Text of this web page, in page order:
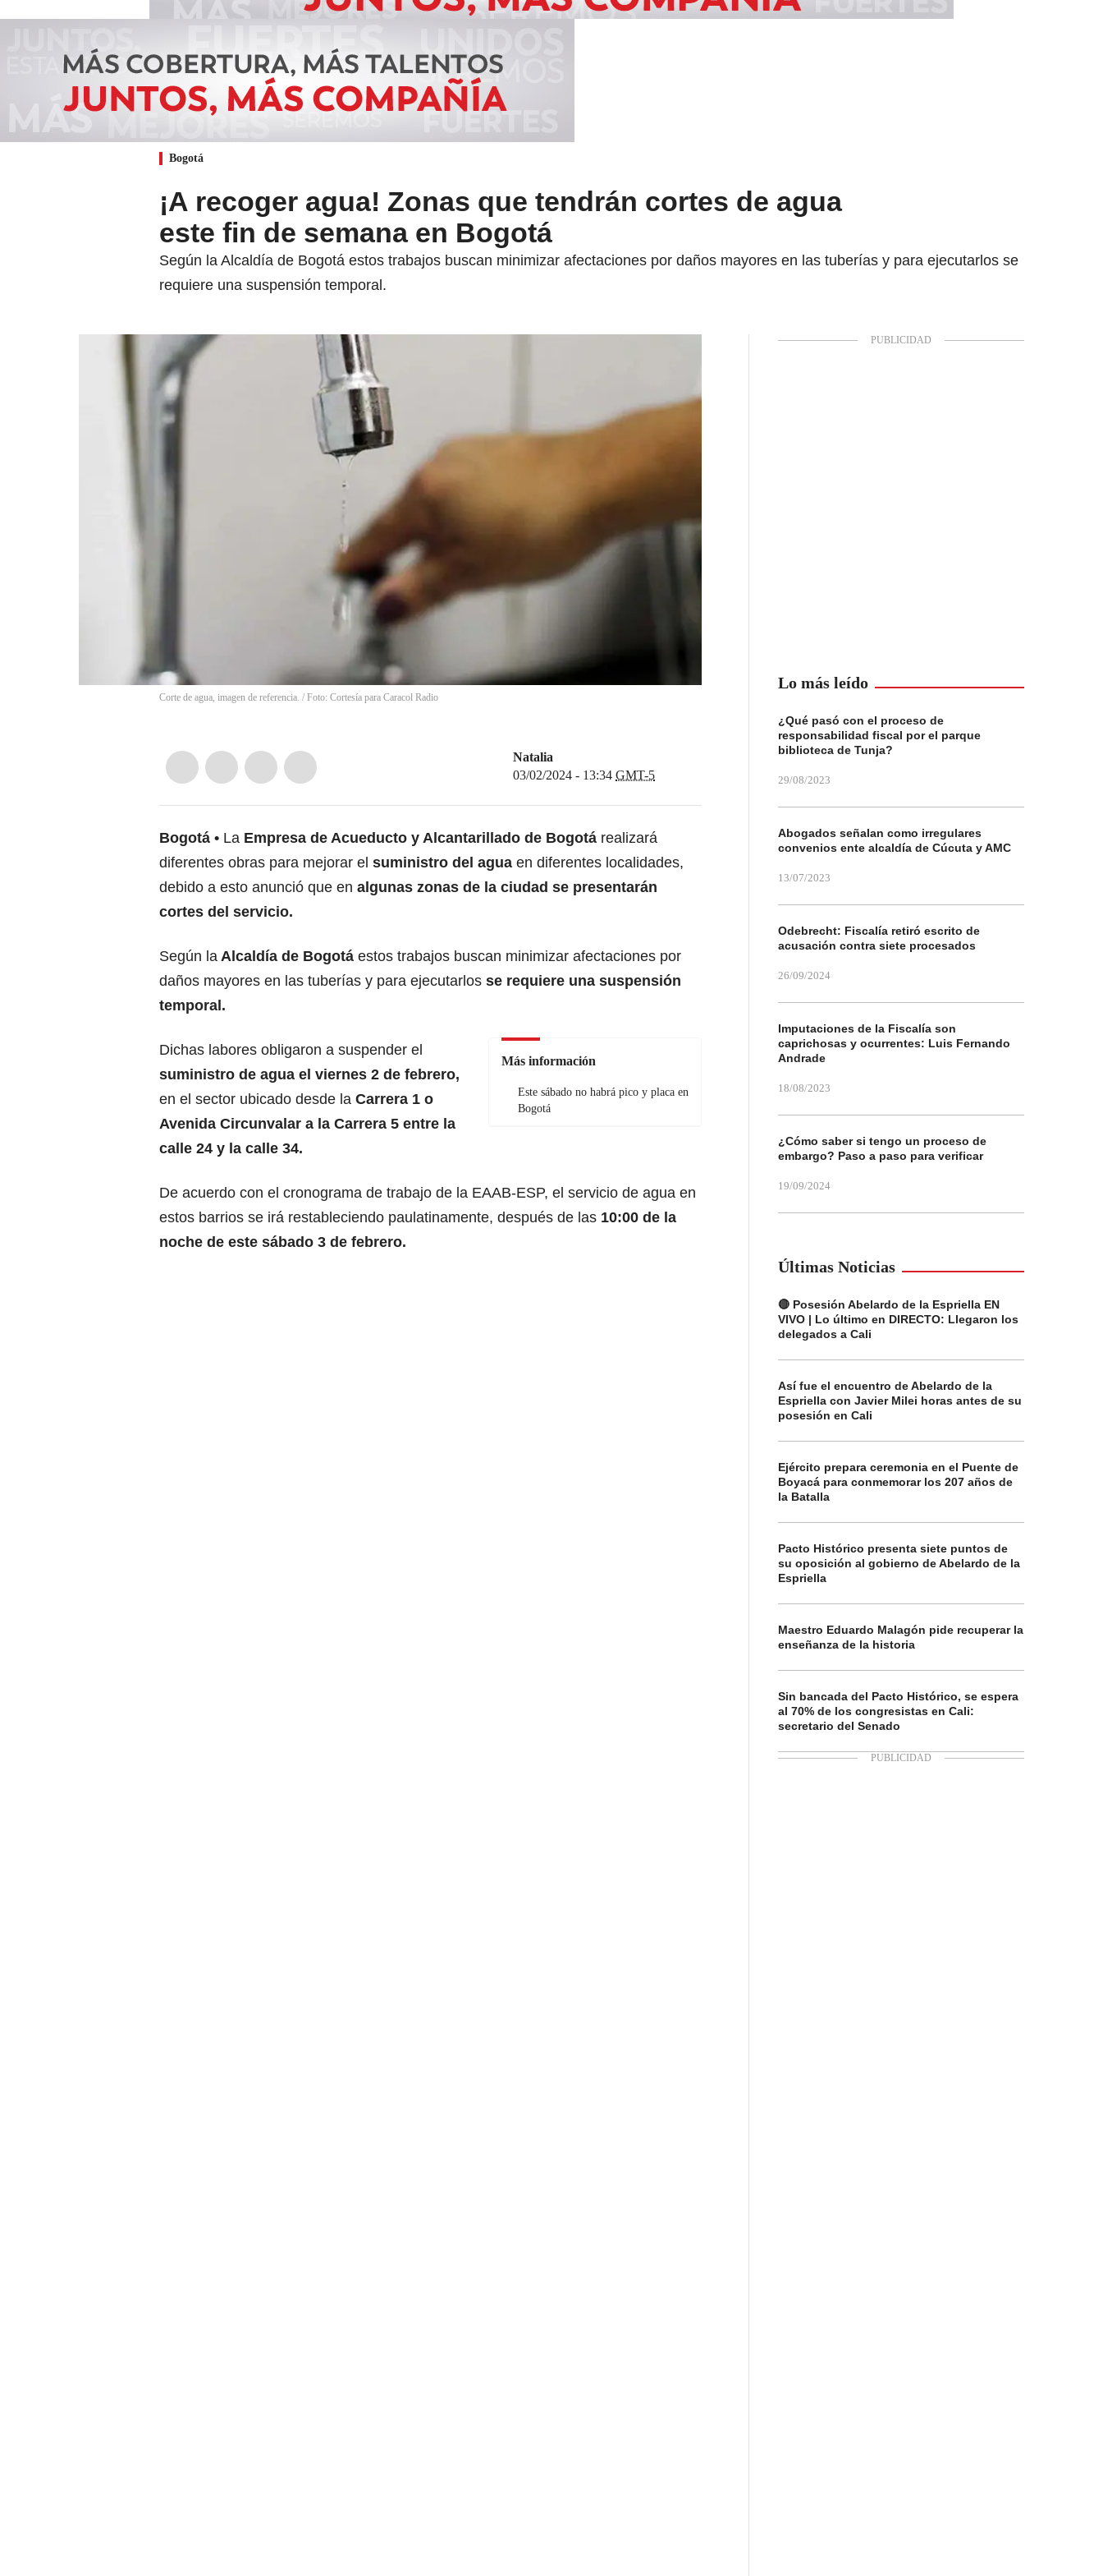
Bogotá
¡A recoger agua! Zonas que tendrán cortes de agua
este fin de semana en Bogotá
Según la Alcaldía de Bogotá estos trabajos buscan minimizar afectaciones por daños mayores en las tuberías y para ejecutarlos se
requiere una suspensión temporal.
Corte de agua, imagen de referencia. / Foto: Cortesía para Caracol Radio
Natalia
03/02/2024 - 13:34 GMT-5
Bogotá La Empresa de Acueducto y Alcantarillado de Bogotá realizará
diferentes obras para mejorar el suministro del agua en diferentes localidades,
debido a esto anunció que en algunas zonas de la ciudad se presentarán
cortes del servicio.
Según la Alcaldía de Bogotá estos trabajos buscan minimizar afectaciones por
daños mayores en las tuberías y para ejecutarlos se requiere una suspensión
temporal.
Más información
Este sábado no habrá pico y placa en
Bogotá
Dichas labores obligaron a suspender el
suministro de agua el viernes 2 de febrero,
en el sector ubicado desde la Carrera 1 o
Avenida Circunvalar a la Carrera 5 entre la
calle 24 y la calle 34.
De acuerdo con el cronograma de trabajo de la EAAB-ESP, el servicio de agua en
estos barrios se irá restableciendo paulatinamente, después de las 10:00 de la
noche de este sábado 3 de febrero.
Lo más leído
¿Qué pasó con el proceso de
responsabilidad fiscal por el parque
biblioteca de Tunja?
29/08/2023
Abogados señalan como irregulares
convenios ente alcaldía de Cúcuta y AMC
13/07/2023
Odebrecht: Fiscalía retiró escrito de
acusación contra siete procesados
26/09/2024
Imputaciones de la Fiscalía son
caprichosas y ocurrentes: Luis Fernando
Andrade
18/08/2023
¿Cómo saber si tengo un proceso de
embargo? Paso a paso para verificar
19/09/2024
Últimas Noticias
🔴 Posesión Abelardo de la Espriella EN
VIVO | Lo último en DIRECTO: Llegaron los
delegados a Cali
Así fue el encuentro de Abelardo de la
Espriella con Javier Milei horas antes de su
posesión en Cali
Ejército prepara ceremonia en el Puente de
Boyacá para conmemorar los 207 años de
la Batalla
Pacto Histórico presenta siete puntos de
su oposición al gobierno de Abelardo de la
Espriella
Maestro Eduardo Malagón pide recuperar la
enseñanza de la historia
Sin bancada del Pacto Histórico, se espera
al 70% de los congresistas en Cali:
secretario del Senado